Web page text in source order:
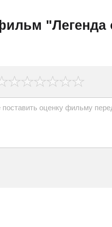
"Легенда